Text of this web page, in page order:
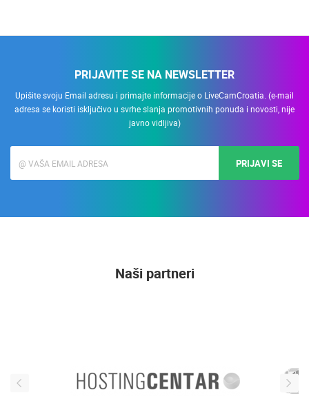
PRIJAVITE SE NA NEWSLETTER
Upišite svoju Email adresu i primajte informacije o LiveCamCroatia. (e-mail
adresa se koristi isključivo u svrhe slanja promotivnih ponuda i novosti, nije
javno vidljiva)
PRIJAVI SE
Naši partneri